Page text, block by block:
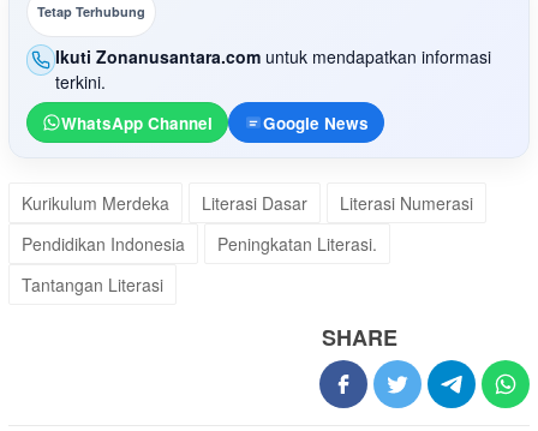
Tetap Terhubung
Ikuti Zonanusantara.com untuk mendapatkan informasi
terkini.
WhatsApp Channel Google News
Kurikulum Merdeka Literasi Dasar
Literasi Numerasi
Pendidikan Indonesia
Peningkatan Literasi.
Tantangan Literasi
SHARE